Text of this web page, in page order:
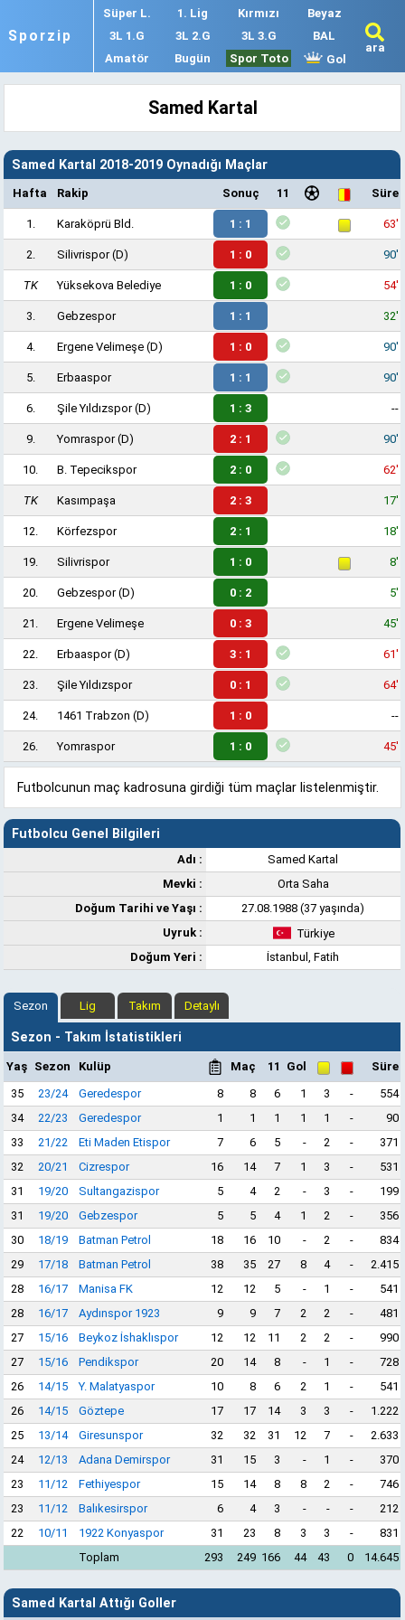
Sporzip
Süper L. 1. Lig Kırmızı
Beyaz
3L 1.G
3L 2.G 3L 3.G
BAL
Amatör
Bugün Spor Toto Gol
ara
Samed Kartal
Samed Kartal 2018-2019 Oynadığı Maçlar
Hafta Rakip Sonuç 11 Süre
1. Karaköprü Bld. 1 : 1 63'
2. Silivrispor(D) 1 : 0 90'
TK Yüksekova Belediye 1 : 0 54'
3. Gebzespor 1 : 1 32'
4. Ergene Velimeşe (D) 1 : 0 90'
5. Erbaaspor 1 : 1 90'
6. Şile Yıldızspor(D) 1 : 3 --
9. Yomraspor(D) 2 : 1 90'
10. B. Tepecikspor 2 : 0 62'
TK Kasımpaşa 2 : 3 17'
12. Körfezspor 2 : 1 18'
19. Silivrispor 1 : 0 8'
20. Gebzespor(D) 0 : 2 5'
21. Ergene Velimeşe 0 : 3 45'
22. Erbaaspor(D) 3 : 1 61'
23. Şile Yıldızspor 0 : 1 64'
24. 1461 Trabzon (D) 1 : 0 --
26. Yomraspor 1 : 0 45'
Futbolcunun maç kadrosuna girdiği tüm maçlar listelenmiştir.
Futbolcu Genel Bilgileri
Adı :
Samed Kartal
Mevki :
Orta Saha
Doğum Tarihi ve Yaşı :
27.08.1988 (37 yaşında)
Uyruk :
Türkiye
Doğum Yeri :
İstanbul, Fatih
Sezon Lig Takım Detaylı
Sezon - Takım İstatistikleri
Yaş Sezon Kulüp Maç 11 Gol
Süre
35
23/24 Geredespor 8 8 6 1 3 -
554
34
22/23 Geredespor 1 1 1 1 1 -
90
33
21/22 Eti Maden Etispor 7 6 5 - 2 -
371
32
20/21 Cizrespor 16 14 7 1 3 -
531
31
19/20 Sultangazispor 5 4 2 - 3 -
199
31
19/20 Gebzespor 5 5 4 1 2 -
356
30
18/19 Batman Petrol 18 16 10 - 2 -
834
29
17/18 Batman Petrol 38 35 27 8 4 -
2.415
28
16/17 Manisa FK 12 12 5 - 1 -
541
28
16/17 Aydınspor 1923 9 9 7 2 2 -
481
27
15/16 Beykoz İshaklıspor 12 12 11 2 2 -
990
27
15/16 Pendikspor 20 14 8 - 1 -
728
26
14/15 Y. Malatyaspor 10 8 6 2 1 -
541
26
14/15 Göztepe 17 17 14 3 3 -
1.222
25
13/14 Giresunspor 32 32 31 12 7 -
2.633
24
12/13 Adana Demirspor 31 15 3 - 1 -
370
23
11/12 Fethiyespor 15 14 8 8 2 -
746
23
11/12 Balıkesirspor 6 4 3 - - -
212
22
10/11 1922 Konyaspor 31 23 8 3 3 -
831
Toplam
293 249 166 44 43 0 14.645
Samed Kartal Attığı Goller